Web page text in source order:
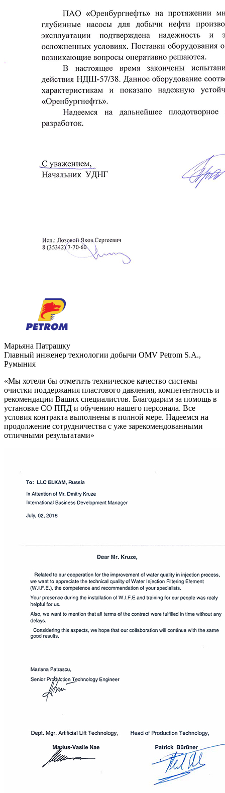
Марьяна Патрашку
Главный инженер технологии добычи OMV Petrom S.A.,
Румыния
«Мы хотели бы отметить техническое качество системы
очистки поддержания пластового давления, компетентность и
рекомендации Ваших специалистов. Благодарим за помощь в
установке СО ППД и обучению нашего персонала. Все
условия контракта выполнены в полной мере. Надеемся на
продолжение сотрудничества с уже зарекомендованными
отличными результатами»